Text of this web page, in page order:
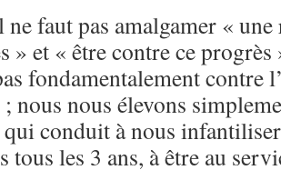
faut pas amalgamer «
» et « être contre ce
fondamentalement contre
nous nous élevons
qui conduit à nous
tous les 3 ans, à être au